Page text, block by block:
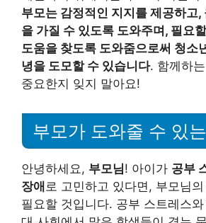
부모는 감정적인 지지를 제공하고,
을 가질 수 있도록 도와주며, 필요
도움을 찾도록 도와줌으로써 청소
녕을 도모할 수 있습니다. 함께하
중요한지 잊지 말아요!
부모가 도와줄 수 있
안녕하세요, 부모님! 아이가 공부
장애 로 고민하고 있다면, 부모님
필요할 것입니다. 공부 스트레스